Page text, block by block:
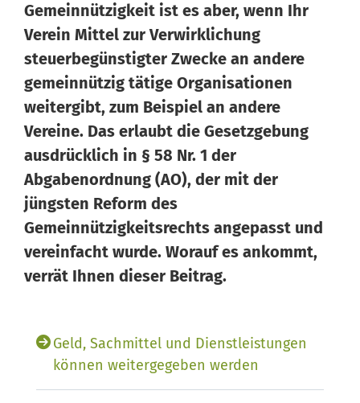
Gemeinnützigkeit ist es aber, wenn Ihr
Verein Mittel zur Verwirklichung
steuerbegünstigter Zwecke an andere
gemeinnützig tätige Organisationen
weitergibt, zum Beispiel an andere
Vereine. Das erlaubt die Gesetzgebung
ausdrücklich in § 58 Nr. 1 der
Abgabenordnung (AO), der mit der
jüngsten Reform des
Gemeinnützigkeitsrechts angepasst und
vereinfacht wurde. Worauf es ankommt,
verrät Ihnen dieser Beitrag.
Geld, Sachmittel und Dienstleistungen
können weitergegeben werden
Wissen von Vero Ihr KI-Agent
Hallo, ich bin Vero Ihr digitaler Vereinshelfer in Meine
Vereinswelt. Ich gebe Ihnen schnell Antworten aus dem
Wissen von 14 erfahrenen Vereinsexperten. Und falls ich
einmal nicht weiterweiß, können Sie sich jederzeit an
unsere 14 Experten wenden – sie stehen Ihnen persönlich
mit Rat und Tat zur Seite.